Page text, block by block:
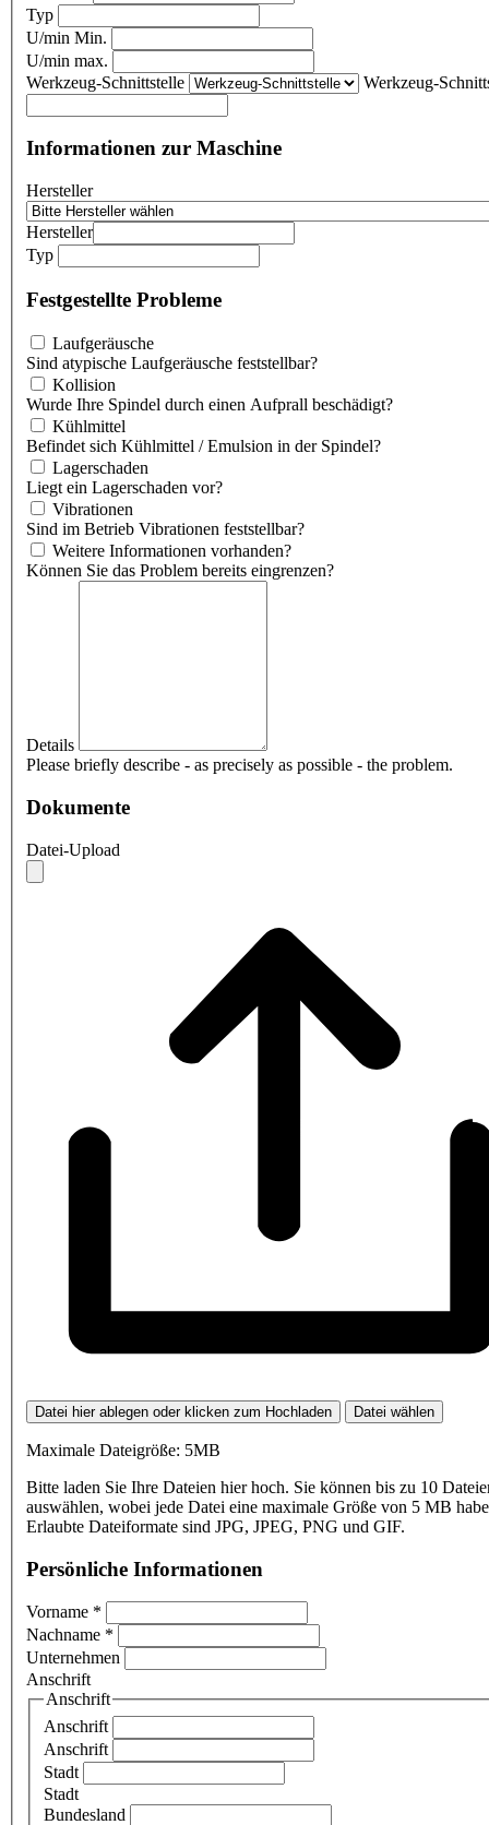
Typ
U/min Min.
U/min max.
Werkzeug-Schnittstelle
Werkzeug-
Informationen zur Maschine
Hersteller
Hersteller
Typ
Festgestellte Probleme
Laufgeräusche
Sind atypische Laufgeräusche feststellbar?
Kollision
Wurde Ihre Spindel durch einen Aufprall beschädigt?
Kühlmittel
Befindet sich Kühlmittel / Emulsion in der Spindel?
Lagerschaden
Liegt ein Lagerschaden vor?
Vibrationen
Sind im Betrieb Vibrationen feststellbar?
Weitere Informationen vorhanden?
Können Sie das Problem bereits eingrenzen?
Details
Please briefly describe - as precisely as possible - the problem.
Dokumente
Datei-Upload
Datei hier ablegen oder klicken zum Hochladen Datei wählen
Maximale Dateigröße: 5MB
Bitte laden Sie Ihre Dateien hier hoch. Sie können bis zu 10
auswählen, wobei jede Datei eine maximale Größe von 5 MB
Erlaubte Dateiformate sind JPG, JPEG, PNG und GIF.
Persönliche Informationen
Vorname *
Nachname *
Unternehmen
Anschrift
Anschrift
Anschrift
Anschrift
Stadt
Stadt
Bundesland